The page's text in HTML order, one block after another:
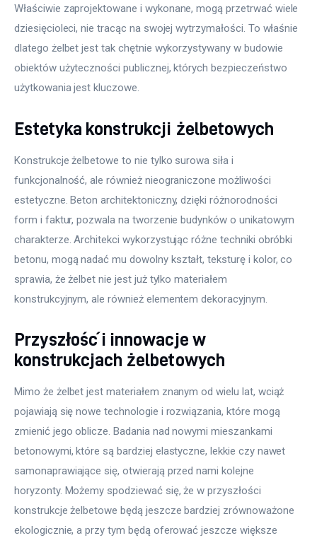
Właściwie zaprojektowane i wykonane, mogą przetrwać wiele
dziesięcioleci, nie tracąc na swojej wytrzymałości. To właśnie
dlatego żelbet jest tak chętnie wykorzystywany w budowie
obiektów użyteczności publicznej, których bezpieczeństwo
użytkowania jest kluczowe.
Estetyka konstrukcji żelbetowych
Konstrukcje żelbetowe to nie tylko surowa siła i
funkcjonalność, ale również nieograniczone możliwości
estetyczne. Beton architektoniczny, dzięki różnorodności
form i faktur, pozwala na tworzenie budynków o unikatowym
charakterze. Architekci wykorzystując różne techniki obróbki
betonu, mogą nadać mu dowolny kształt, teksturę i kolor, co
sprawia, że żelbet nie jest już tylko materiałem
konstrukcyjnym, ale również elementem dekoracyjnym.
Przyszłość i innowacje w
konstrukcjach żelbetowych
Mimo że żelbet jest materiałem znanym od wielu lat, wciąż
pojawiają się nowe technologie i rozwiązania, które mogą
zmienić jego oblicze. Badania nad nowymi mieszankami
betonowymi, które są bardziej elastyczne, lekkie czy nawet
samonaprawiające się, otwierają przed nami kolejne
horyzonty. Możemy spodziewać się, że w przyszłości
konstrukcje żelbetowe będą jeszcze bardziej zrównoważone
ekologicznie, a przy tym będą oferować jeszcze większe